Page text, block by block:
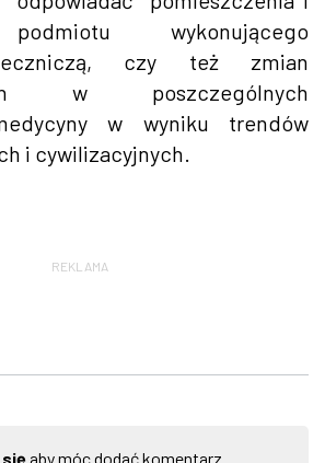
wykonującego
czy też zmian
w poszczególnych
w wyniku trendów
i cywilizacyjnych.
REKLAMA
aby móc dodać komentarz